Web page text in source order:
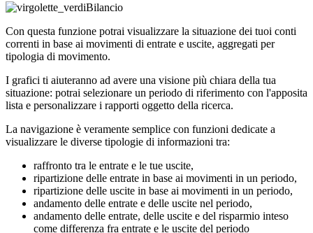
Bilancio
Con questa funzione potrai visualizzare la situazione dei tuoi conti
correnti in base ai movimenti di entrate e uscite, aggregati per
tipologia di movimento.
I grafici ti aiuteranno ad avere una visione più chiara della tua
situazione: potrai selezionare un periodo di riferimento con l'apposita
lista e personalizzare i rapporti oggetto della ricerca.
La navigazione è veramente semplice con funzioni dedicate a
visualizzare le diverse tipologie di informazioni tra:
raffronto tra le entrate e le tue uscite,
ripartizione delle entrate in base ai movimenti in un periodo,
ripartizione delle uscite in base ai movimenti in un periodo,
andamento delle entrate e delle uscite nel periodo,
andamento delle entrate, delle uscite e del risparmio inteso
come differenza fra entrate e le uscite del periodo